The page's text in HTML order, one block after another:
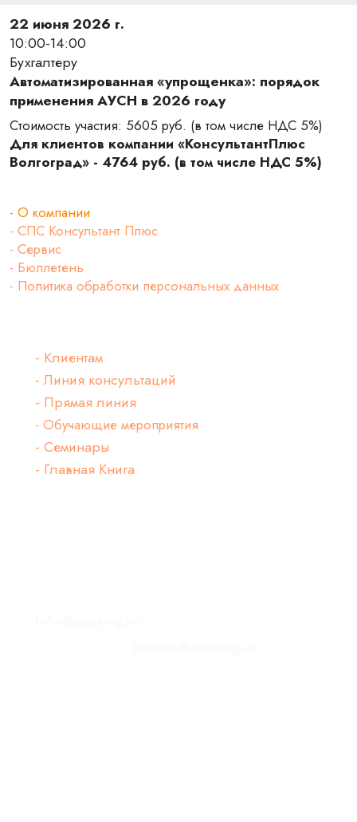
22 июня 2026 г.
10:00-14:00
Бухгалтеру
Автоматизированная «упрощенка»: порядок
применения АУСН в 2026 году
Стоимость участия: 5605 руб. (в том числе НДС 5%)
Для клиентов компании «КонсультантПлюс
Волгоград» - 4764 руб. (в том числе НДС 5%)
- О компании
- СПС Консультант Плюс
- Сервис
- Бюллетень
- Политика обработки персональных данных
- Клиентам
- Линия консультаций
- Прямая линия
- Обучающие мероприятия
- Семинары
- Главная Книга